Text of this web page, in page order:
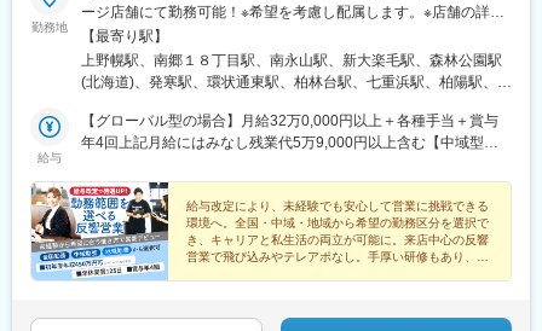
勤務地
ージ店舗にて勤務可能！※希望を考慮し配属します。※店舗の詳細
については下記＜勤務地一覧＞をご確認ください。＜ 働き方の
選択が可能です！ ＞ネクステージでは3つの働き方があります。
1、全国転勤ありの『グローバル型』2、近隣エリア内の『中域
給与が異なりますが、ご自身のライフスタイルや理想のキャリア
に合わせて、働き方をご選択いただけます！★自動車通勤OK（一
店／沖縄県宮古島市平良西里1276ネクステージ水戸南店／茨城県
東茨城郡茨城町長岡矢頭3530SUV LAND名古屋／愛知県名古屋市
緑区大高町丸の内36番1
【最寄り駅】
上野幌駅、南郷１８丁目駅、南永山駅、新大楽毛駅、森林公園駅
(北海道)、発寒駅、環状通東駅、柏林台駅、七重浜駅、柏陽駅、運
野駅、中野栄駅、八乙女駅、黒松駅(宮城県)、新利府駅、船岡駅
(宮城県)、泉中央駅、塚目駅、館腰駅、土崎駅、漆山駅(山形県)、
駅、石岡駅、常陸多賀駅、岡本駅(栃木県)、小山駅、西那須野駅、
新伊勢崎駅、西小泉駅、北戸田駅、与野本町駅、幸手駅、吹上駅
(埼玉県)、北上尾駅、新座駅、草加駅、動物公園駅、習志野駅、柏
駅、柏たなか駅、幕張駅、公津の杜駅、木更津駅、南町田グラン
ベリーパーク駅、青砥駅、小平駅、中神駅、上野毛駅、千川駅、
駅、善行駅、鴨居駅、入谷駅(神奈川県)、鴨宮駅、淵野辺駅、矢向
給与
【グローバル型の場合】月給32万0,000円以上＋各種手当＋賞与
年4回上記月給にはみなし残業代5万9,000円以上含む【中域型の
みなし残業代5万3,000円以上含む【地域型の場合】月給27万
0,000円以上＋各種手当＋賞与年4回上記月給にはみなし残業代5
万0,000円以上含む※前職・経験などを考慮して決定します。★職
種経験(業界不問)をお持ちの方であれば スタートから月給35万
7,000円以上！ ※当社規定に準ずる（みなし残業代6万1,000円以
給与改定により、未経験でも安心して営業に挑戦できる
環境へ。全国・中域・地域から希望の勤務区分を選択で
き、キャリアと私生活の両立が可能に。来店中心の反響
営業で飛び込みやテレアポなし。手厚い研修もあり、着